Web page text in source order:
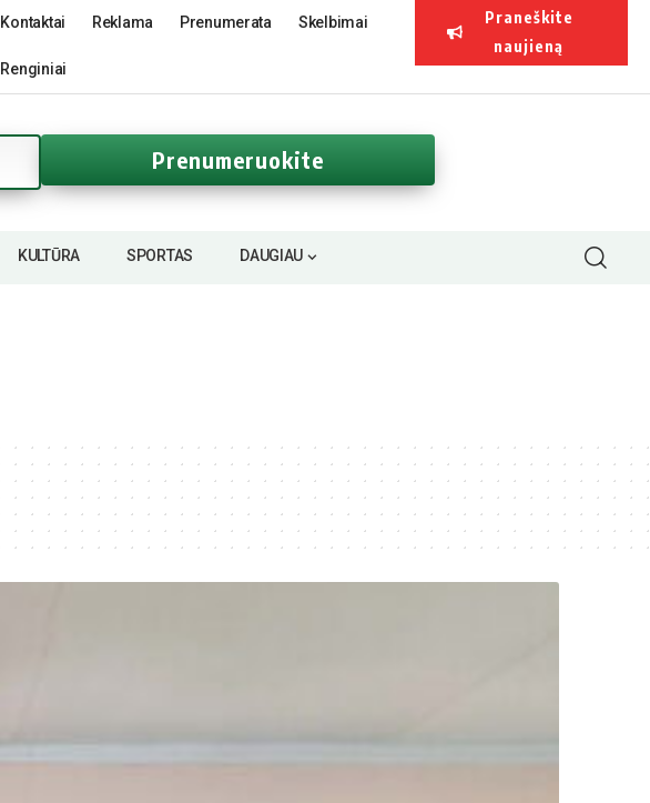
Kontaktai Reklama Prenumerata Skelbimai
Renginiai
Praneškite
naujieną
Prenumeruokite
KULTŪRA SPORTAS DAUGIAU